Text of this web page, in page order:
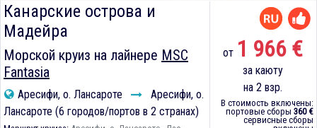
Канарские острова и
Мадейра
Морской круиз на лайнере MSC
Fantasia
Аресифи, о. Лансароте
Аресифи, о.
Лансароте (6 городов/портов в 2 странах)
от 1 966 €
за каюту
на 2 взр.
В стоимость включены:
портовые сборы 360 €
сервисные сборы